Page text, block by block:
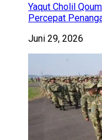
Yaqut Cholil
Percepat
Juni 29, 2026